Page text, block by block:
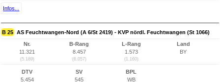
Infos...
B 25 AS Feuchtwangen-Nord (A 6/St 2419) - KVP nördl. Feuchtwangen (St 1066)
Nr.
11.321
(5.189)
B-Rang
8.457
(6.057)
L-Rang
1.573
(1.160)
Land
BY
DTV
5.454
SV
545
BPL
WB